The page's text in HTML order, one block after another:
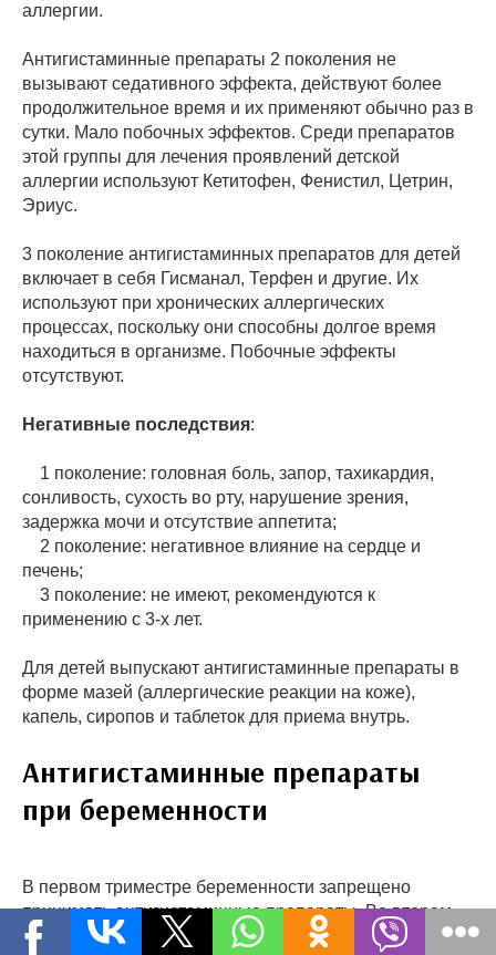
аллергии.
Антигистаминные препараты 2 поколения не
вызывают седативного эффекта, действуют более
продолжительное время и их применяют обычно раз в
сутки. Мало побочных эффектов. Среди препаратов
этой группы для лечения проявлений детской
аллергии используют Кетитофен, Фенистил, Цетрин,
Эриус.
3 поколение антигистаминных препаратов для детей
включает в себя Гисманал, Терфен и другие. Их
используют при хронических аллергических
процессах, поскольку они способны долгое время
находиться в организме. Побочные эффекты
отсутствуют.
Негативные последствия:
1 поколение: головная боль, запор, тахикардия,
сонливость, сухость во рту, нарушение зрения,
задержка мочи и отсутствие аппетита;
2 поколение: негативное влияние на сердце и
печень;
3 поколение: не имеют, рекомендуются к
применению с 3-х лет.
Для детей выпускают антигистаминные препараты в
форме мазей (аллергические реакции на коже),
капель, сиропов и таблеток для приема внутрь.
Антигистаминные препараты
при беременности
В первом триместре беременности запрещено
принимать антигистаминные препараты. Во втором
их назначают только в крайних случаях, поскольку ни